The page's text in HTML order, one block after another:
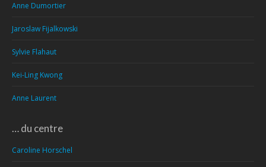
Anne Dumortier
Jaroslaw Fijalkowski
Sylvie Flahaut
Kei-Ling Kwong
Anne Laurent
… du centre
Caroline Horschel